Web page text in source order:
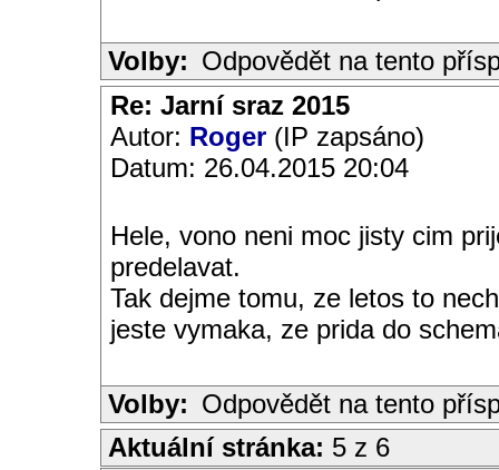
Volby: Odpovědět na tento
Re: Jarní sraz 2015
Autor: Roger (IP zapsáno)
Datum: 26.04.2015 20:04
Hele, vono neni moc jisty cim
predelavat.
Tak dejme tomu, ze letos to
jeste vymaka, ze prida do
Volby: Odpovědět na tento
Aktuální stránka: 5 z 6